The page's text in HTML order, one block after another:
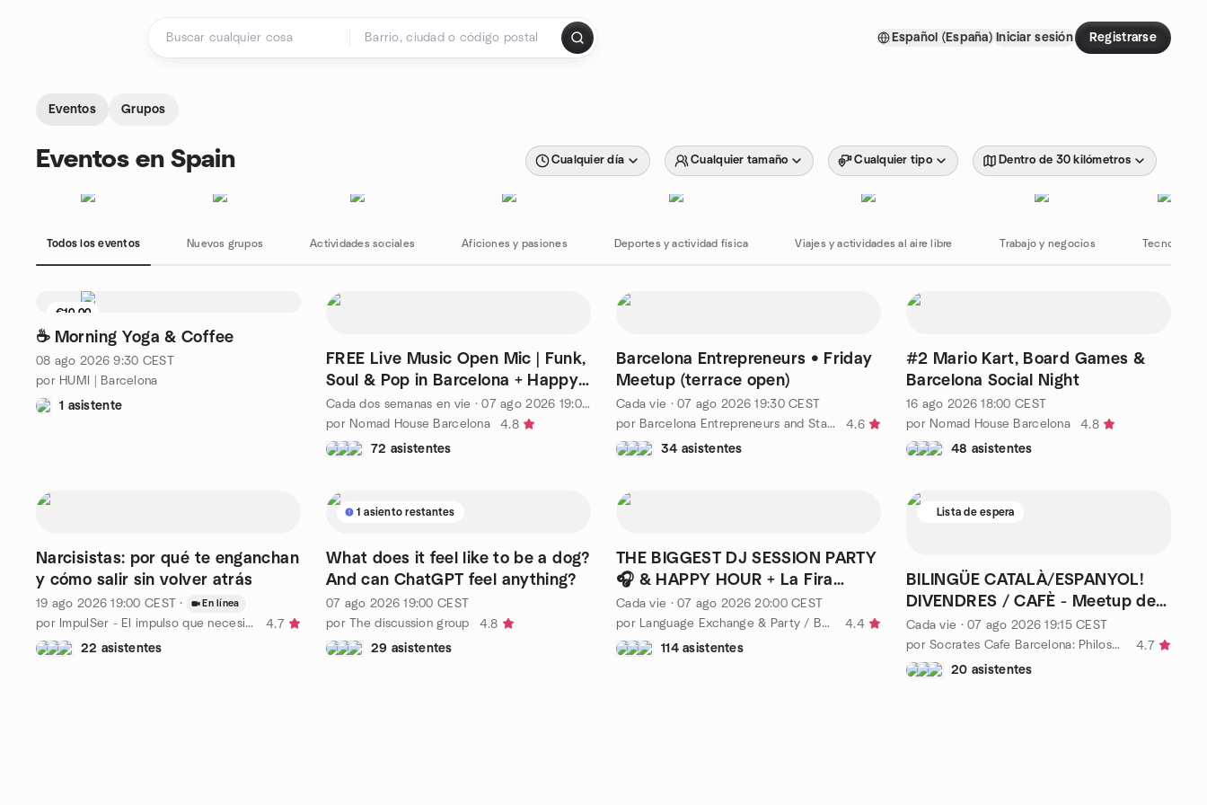
Español (España) Iniciar sesión Registrarse
Eventos Grupos
Eventos en Spain Cualquier día Cualquier tamaño Cualquier tipo Dentro de 30 kilómetros
Todos los eventos Nuevos grupos Actividades sociales Aficiones y pasiones Deportes y actividad física Viajes y actividades al aire libre Trabajo y negocios Tecnología
€10.00
9 asientos restantes
☕ Morning Yoga & Coffee
08 ago 2026 9:30 CEST
por HUMI | Barcelona
1 asistente
FREE Live Music Open Mic | Funk,
Soul & Pop in Barcelona + Happy
Hour
Cada dos semanas en vie ·07 ago 2026 19:00
CEST
por Nomad House Barcelona
4.8
72 asistentes
Barcelona Entrepreneurs • Friday
Meetup (terrace open)
Cada vie ·07 ago 2026 19:30 CEST
por Barcelona Entrepreneurs and Startups
4.6
34 asistentes
#2 Mario Kart, Board Games &
Barcelona Social Night
16 ago 2026 18:00 CEST
por Nomad House Barcelona
4.8
48 asistentes
Narcisistas: por qué te enganchan
y cómo salir sin volver atrás
19 ago 2026 19:00 CEST · En línea
por ImpulSer - El impulso que necesita tu ser
4.7
22 asistentes
1 asiento restantes
What does it feel like to be a dog?
And can ChatGPT feel anything?
07 ago 2026 19:00 CEST
por The discussion group
4.8
29 asistentes
THE BIGGEST DJ SESSION PARTY
🎧 & HAPPY HOUR + La Fira
(FREE)
Cada vie ·07 ago 2026 20:00 CEST
por Language Exchange & Party / Barcelona International Social
4.4
114 asistentes
Lista de espera
BILINGÜE CATALÀ/ESPANYOL!
DIVENDRES / CAFÈ - Meetup de
filosofia: 19:15
Cada vie ·07 ago 2026 19:15 CEST
por Socrates Cafe Barcelona: Philosophy Club (English&Spanish)
4.7
20 asistentes